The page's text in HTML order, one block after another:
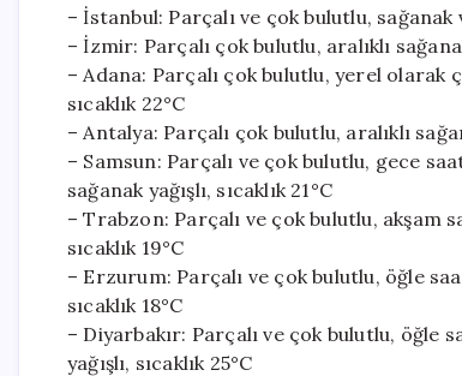
– İstanbul: Parçalı ve çok bulutlu, sağanak
– İzmir: Parçalı çok bulutlu, aralıklı
– Adana: Parçalı çok bulutlu, yerel olarak
sıcaklık 22°C
– Antalya: Parçalı çok bulutlu, aralıklı
– Samsun: Parçalı ve çok bulutlu, gece
sağanak yağışlı, sıcaklık 21°C
– Trabzon: Parçalı ve çok bulutlu, akşam
sıcaklık 19°C
– Erzurum: Parçalı ve çok bulutlu, öğle
sıcaklık 18°C
– Diyarbakır: Parçalı ve çok bulutlu, öğle
yağışlı, sıcaklık 25°C